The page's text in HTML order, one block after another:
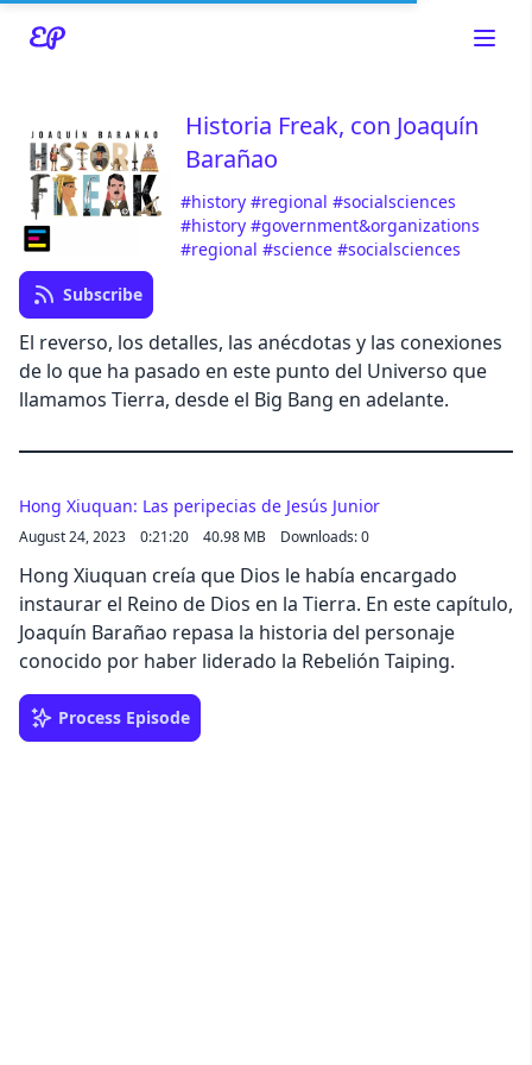
Read about our content policies
Cancel Save
Historia Freak, con Joaquín
Barañao
#history #regional #socialsciences
#history #government&organizations
#regional #science #socialsciences
Subscribe
El reverso, los detalles, las anécdotas y las conexiones
de lo que ha pasado en este punto del Universo que
llamamos Tierra, desde el Big Bang en adelante.
Hong Xiuquan: Las peripecias de Jesús Junior
August 24, 2023 0:21:20 40.98 MB Downloads: 0
Hong Xiuquan creía que Dios le había encargado
instaurar el Reino de Dios en la Tierra. En este capítulo,
Joaquín Barañao repasa la historia del personaje
conocido por haber liderado la Rebelión Taiping.
Process Episode